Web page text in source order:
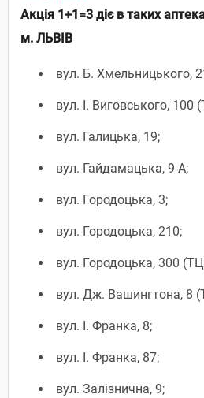
Акція 1+1=3 діє в таких
м. ЛЬВІВ
вул. Б. Хмельницького,
вул. І. Виговського,
вул. Галицька, 19;
вул. Гайдамацька, 9-А;
вул. Городоцька, 3;
вул. Городоцька, 210;
вул. Городоцька, 300
вул. Дж. Вашингтона, 8
вул. І. Франка, 8;
вул. І. Франка, 87;
вул. Залізнична, 9;